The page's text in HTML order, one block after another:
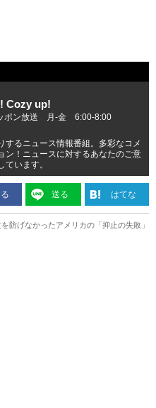
Cozy up!
ポン放送 月-金 6:00-8:00
するニュース情報番組。多彩なコメ
ン！ニュースに対するあなたのご意
ています。
送る はてな
防げなかったアメリカの「抑止の失敗」